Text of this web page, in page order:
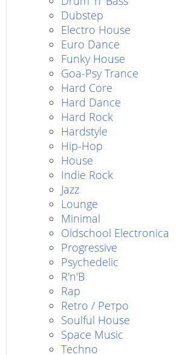
Dubstep
Electro House
Euro Dance
Funky House
Goa-Psy Trance
Hard Core
Hard Dance
Hard Rock
Hardstyle
Hip-Hop
House
Indie Rock
Jazz
Lounge
Minimal
Oldschool Electronica
Progressive
Psychedelic
R'n'B
Rap
Retro / Ретро
Soulful House
Space Music
Techno